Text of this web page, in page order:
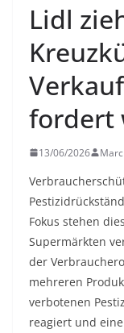
Lidl
fordert
13/06/2026
Fokus stehen
Supermärkten
der
mehreren
verbotenen
reagiert und